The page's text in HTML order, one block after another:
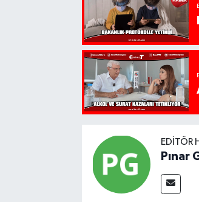
EDITÖR
Pınar